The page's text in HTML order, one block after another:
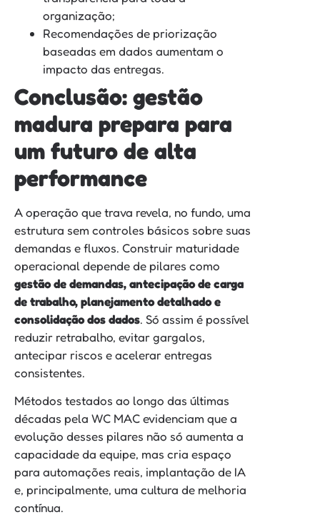
organização;
Recomendações de priorização
baseadas em dados aumentam o
impacto das entregas.
Conclusão: gestão
madura prepara para
um futuro de alta
performance
A operação que trava revela, no fundo, uma
estrutura sem controles básicos sobre suas
demandas e fluxos. Construir maturidade
operacional depende de pilares como
gestão de demandas, antecipação de carga
de trabalho, planejamento detalhado e
consolidação dos dados. Só assim é possível
reduzir retrabalho, evitar gargalos,
antecipar riscos e acelerar entregas
consistentes.
Métodos testados ao longo das últimas
décadas pela WC MAC evidenciam que a
evolução desses pilares não só aumenta a
capacidade da equipe, mas cria espaço
para automações reais, implantação de IA
e, principalmente, uma cultura de melhoria
contínua.